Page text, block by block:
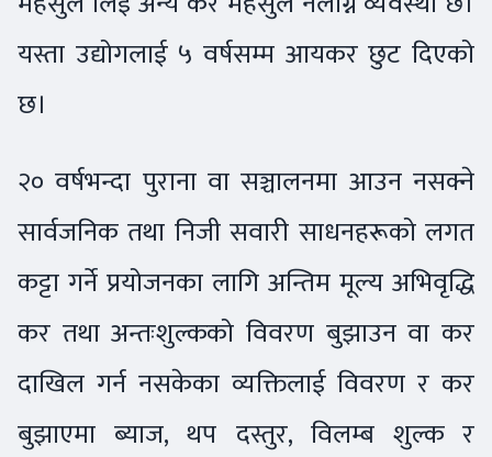
यस्ता उद्योगलाई ५ वर्षसम्म आयकर छुट दिएको
छ।
२० वर्षभन्दा पुराना वा सञ्चालनमा आउन नसक्ने
सार्वजनिक तथा निजी सवारी साधनहरूको लगत
कट्टा गर्ने प्रयोजनका लागि अन्तिम मूल्य अभिवृद्धि
कर तथा अन्तःशुल्कको विवरण बुझाउन वा कर
दाखिल गर्न नसकेका व्यक्तिलाई विवरण र कर
बुझाएमा ब्याज, थप दस्तुर, विलम्ब शुल्क र